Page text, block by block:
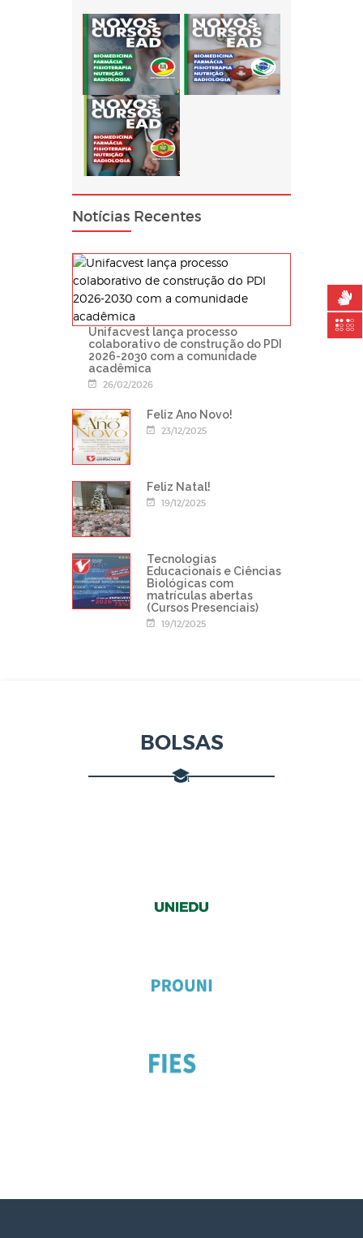
Notícias Recentes
Unifacvest lança processo
colaborativo de construção do PDI
2026-2030 com a comunidade
acadêmica
26/02/2026
Feliz Ano Novo!
23/12/2025
Feliz Natal!
19/12/2025
Tecnologias
Educacionais e Ciências
Biológicas com
matrículas abertas
(Cursos Presenciais)
19/12/2025
BOLSAS